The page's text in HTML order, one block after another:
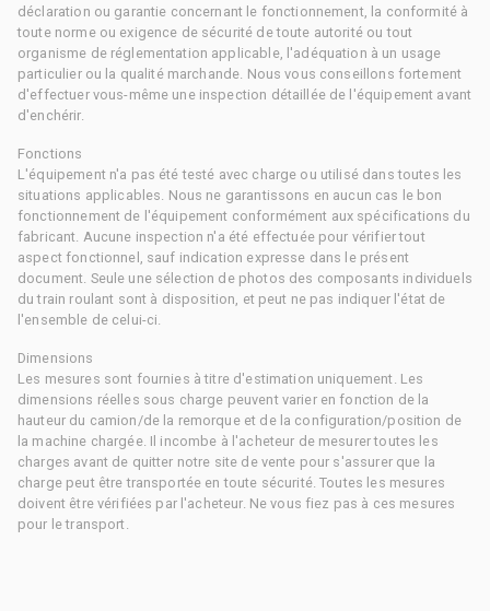
déclaration ou garantie concernant le fonctionnement, la conformité à
toute norme ou exigence de sécurité de toute autorité ou tout
organisme de réglementation applicable, l'adéquation à un usage
particulier ou la qualité marchande. Nous vous conseillons fortement
d'effectuer vous-même une inspection détaillée de l'équipement avant
d'enchérir.
Fonctions
L'équipement n'a pas été testé avec charge ou utilisé dans toutes les
situations applicables. Nous ne garantissons en aucun cas le bon
fonctionnement de l'équipement conformément aux spécifications du
fabricant. Aucune inspection n'a été effectuée pour vérifier tout
aspect fonctionnel, sauf indication expresse dans le présent
document. Seule une sélection de photos des composants individuels
du train roulant sont à disposition, et peut ne pas indiquer l'état de
l'ensemble de celui-ci.
Dimensions
Les mesures sont fournies à titre d'estimation uniquement. Les
dimensions réelles sous charge peuvent varier en fonction de la
hauteur du camion/de la remorque et de la configuration/position de
la machine chargée. Il incombe à l'acheteur de mesurer toutes les
charges avant de quitter notre site de vente pour s'assurer que la
charge peut être transportée en toute sécurité. Toutes les mesures
doivent être vérifiées par l'acheteur. Ne vous fiez pas à ces mesures
pour le transport.